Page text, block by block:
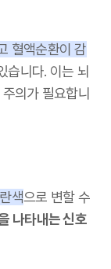
혈액순환이 감
습니다. 이는 뇌
의가 필요합니
색으로 변할 수
나타내는 신호